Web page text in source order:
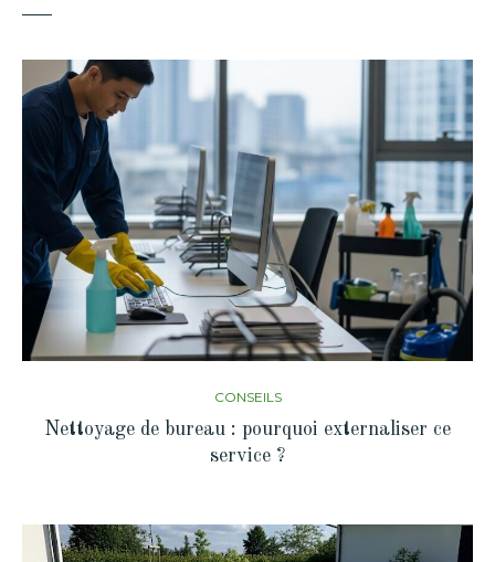
CONSEILS
Nettoyage de bureau : pourquoi externaliser ce
service ?